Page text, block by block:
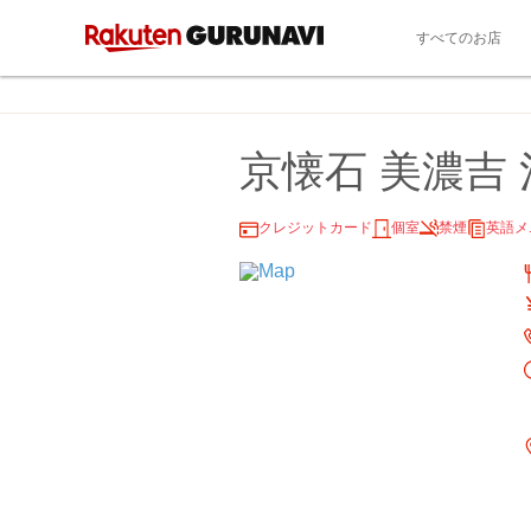
すべてのお店
京懐石 美濃吉
クレジットカード 個室 禁煙 英語